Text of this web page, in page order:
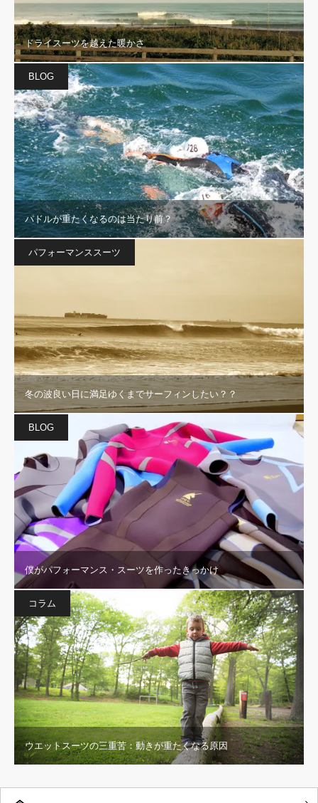
ドライスーツを越えた暖かさ
BLOG
パドルが重たくなるのは当たり前？
パフォーマンススーツ
冬の波良い日に満足ゆくまでサーフィンしたい？？
BLOG
僕がパフォーマンス・スーツを作ったきっかけ
コラム
ウエットスーツの三重苦：動きが重たくなる原因